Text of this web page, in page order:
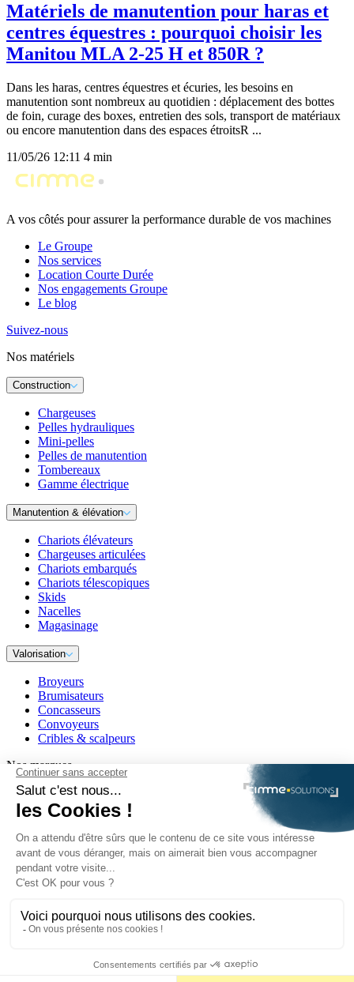
Matériels de manutention pour haras et
centres équestres : pourquoi choisir les
Manitou MLA 2-25 H et 850R ?
Dans les haras, centres équestres et écuries, les besoins en
manutention sont nombreux au quotidien : déplacement des bottes
de foin, curage des boxes, entretien des sols, transport de matériaux
ou encore manutention dans des espaces étroitsR ...
11/05/26 12:11 4 min
A vos côtés pour assurer la performance durable de vos machines
Le Groupe
Nos services
Location Courte Durée
Nos engagements Groupe
Le blog
Suivez-nous
Nos matériels
Construction
Chargeuses
Pelles hydrauliques
Mini-pelles
Pelles de manutention
Tombereaux
Gamme électrique
Manutention & élévation
Chariots élévateurs
Chargeuses articulées
Chariots embarqués
Chariots télescopiques
Skids
Nacelles
Magasinage
Valorisation
Broyeurs
Brumisateurs
Concasseurs
Convoyeurs
Cribles & scalpeurs
Nos marques
VOLVO
Manitou
Toyota
McCloskey
Lindner Recyclingtech
EmiControls
Autres partenaires
Politique de confidentialité
Plan du site
Politique en matière de cookies (UE)